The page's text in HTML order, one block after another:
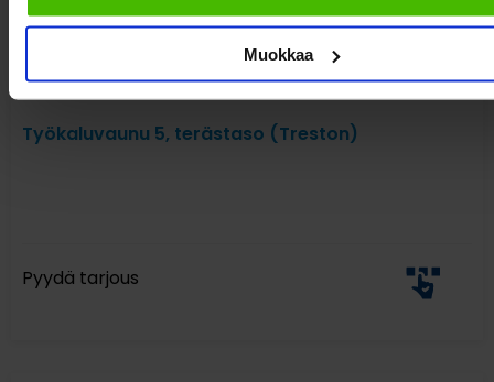
Muokkaa
Työkaluvaunu 5, terästaso (Treston)
Pyydä tarjous